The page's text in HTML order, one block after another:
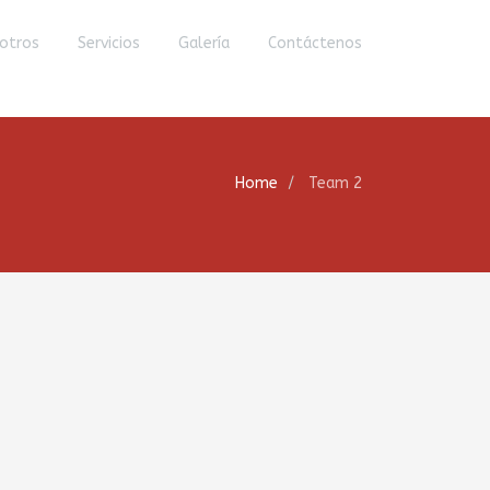
Servicios Galería Contáctenos
Home Team 2